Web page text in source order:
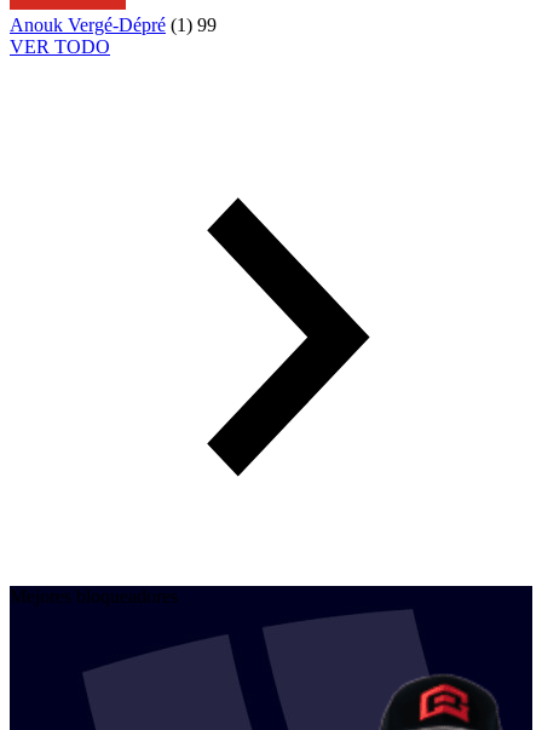
Anouk Vergé-Dépré (1) 99
VER TODO
Mejores bloqueadores